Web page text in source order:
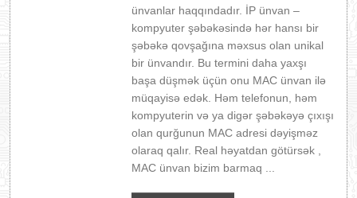
ünvanlar haqqındadır. İP ünvan –
kompyuter şəbəkəsində hər hansı bir
şəbəkə qovşağına məxsus olan unikal
bir ünvandır. Bu termini daha yaxşı
başa düşmək üçün onu MAC ünvan ilə
müqayisə edək. Həm telefonun, həm
kompyuterin və ya digər şəbəkəyə çıxışı
olan qurğunun MAC adresi dəyişməz
olaraq qalır. Real həyatdan götürsək ,
MAC ünvan bizim barmaq ...